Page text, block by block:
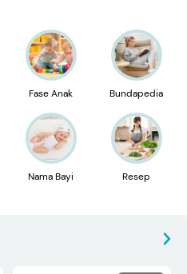
Fase Anak Bundapedia
Nama Bayi Resep